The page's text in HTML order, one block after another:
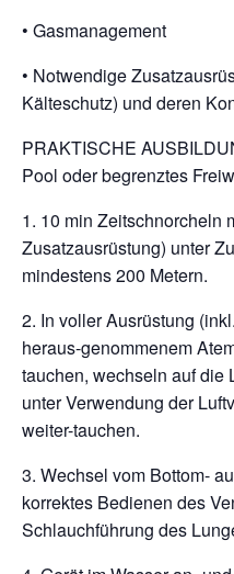
• Gasmanagement
• Notwendige
Kälteschutz) und deren
PRAKTISCHE
Pool oder begrenztes
1. 10 min Zeitschnorcheln
Zusatzausrüstung) unter
mindestens 200 Metern.
2. In voller Ausrüstung
heraus-genommenem
tauchen, wechseln auf die
unter Verwendung der
weiter-tauchen.
3. Wechsel vom Bottom-
korrektes Bedienen des
Schlauchführung des